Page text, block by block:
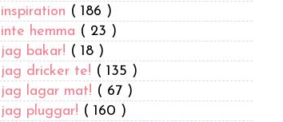
inspiration ( 186 )
inte hemma ( 23 )
jag bakar! ( 18 )
jag dricker te! ( 135 )
jag lagar mat! ( 67 )
jag pluggar! ( 160 )